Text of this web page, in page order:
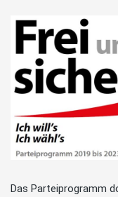
Das Parteiprogramm